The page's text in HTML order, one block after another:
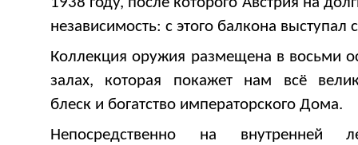
независимость: с этого балкона выступал
Коллекция оружия размещена в восьми
залах, которая покажет нам всё
блеск и богатство императорского Дома.
Непосредственно на внутренней